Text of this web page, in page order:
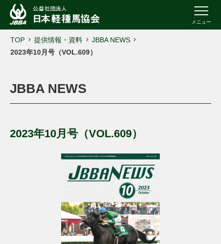
メニュー
TOP 提供情報・資料
JBBA NEWS
2023年10月号（VOL.609）
JBBA NEWS
2023年10月号（VOL.609）